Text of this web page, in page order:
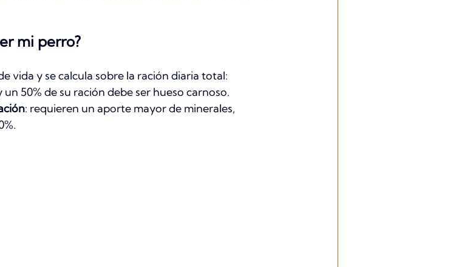
mi perro?
vida y se calcula sobre la ración diaria total:
un 50% de su ración debe ser hueso carnoso.
: requieren un aporte mayor de minerales,